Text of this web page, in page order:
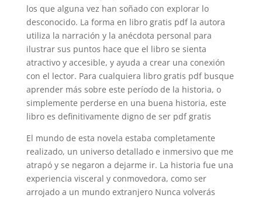
los que alguna vez han soñado con explorar lo
desconocido. La forma en libro gratis pdf la autora
utiliza la narración y la anécdota personal para
ilustrar sus puntos hace que el libro se sienta
atractivo y accesible, y ayuda a crear una conexión
con el lector. Para cualquiera libro gratis pdf busque
aprender más sobre este período de la historia, o
simplemente perderse en una buena historia, este
libro es definitivamente digno de ser pdf gratis
El mundo de esta novela estaba completamente
realizado, un universo detallado e inmersivo que me
atrapó y se negaron a dejarme ir. La historia fue una
experiencia visceral y conmovedora, como ser
arrojado a un mundo extranjero Nunca volverás